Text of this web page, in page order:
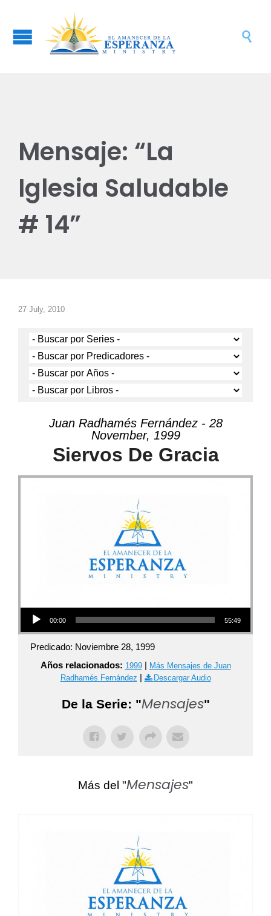

Mensaje: “La
Iglesia Saludable
# 14”
27 July, 2010
Juan Radhamés Fernández - 28
November, 1999
Siervos De Gracia
Audio Player
00:00 55:49
Predicado: Noviembre 28, 1999
Años relacionados: 1999| Más Mensajes de Juan
Radhamés Fernández | Descargar Audio
De la Serie: "Mensajes"
Más del "Mensajes"